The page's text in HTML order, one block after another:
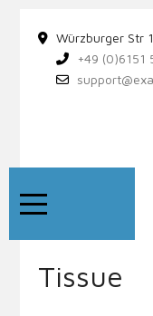
Würzburger Str
+49 (0)6151
Mobile Menu Toggle
Tissue